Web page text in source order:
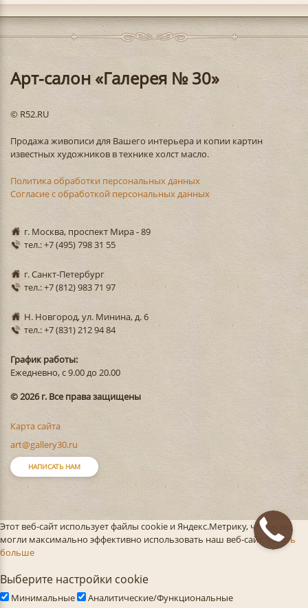
Арт-салон «Галерея № 30»
© R52.RU
Продажа живописи для Вашего интерьера и копии картин
известных художников в технике холст масло.
Политика обработки персональных данных
Согласие с обработкой персональных данных
г. Москва, проспект Мира - 89
тел.: +7 (495) 798 31 55
г. Санкт-Петербург
тел.: +7 (812) 983 71 97
Н. Новгород, ул. Минина, д. 6
тел.: +7 (831) 212 94 84
График работы:
Ежедневно, с 9.00 до 20.00
© 2026 г. Все права защищены
Карта сайта
art@gallery30.ru
НАПИСАТЬ НАМ
Этот веб-сайт использует файлы cookie и Яндекс.Метрику, чтобы вы
могли максимально эффективно использовать наш веб-сайт. Узнать
больше
Выберите настройки cookie
Минимальные Аналитические/Функциональные